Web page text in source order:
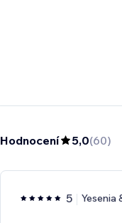
Hodnocení 5,0(60)
5 Yesenia